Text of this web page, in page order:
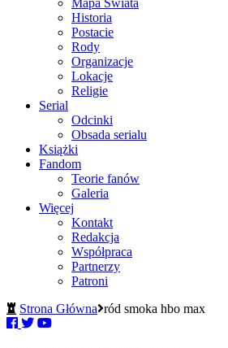
Mapa Świata
Historia
Postacie
Rody
Organizacje
Lokacje
Religie
Serial
Odcinki
Obsada serialu
Książki
Fandom
Teorie fanów
Galeria
Więcej
Kontakt
Redakcja
Współpraca
Partnerzy
Patroni
Strona Główna ród smoka hbo max